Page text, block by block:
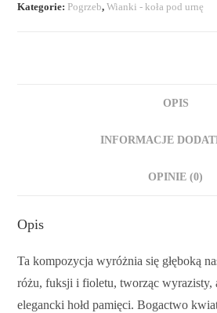
Kategorie: Pogrzeb,Wianki - koła pod urnę
OPIS
INFORMACJE
OPINIE (0)
Opis
Ta kompozycja wyróżnia się głęboką
różu, fuksji i fioletu, tworząc wyrazisty,
elegancki hołd pamięci. Bogactwo